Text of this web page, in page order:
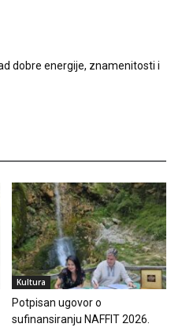
dobre energije, znamenitosti i
Kultura
Potpisan ugovor o
sufinansiranju NAFFIT 2026.